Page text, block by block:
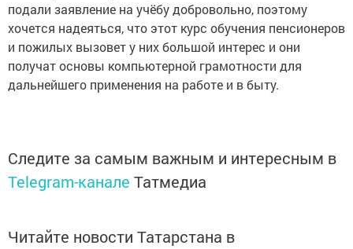
подали заявление на учёбу добровольно, поэтому
хочется надеяться, что этот курс обучения пенсионеров
и пожилых вызовет у них большой интерес и они
получат основы компьютерной грамотности для
дальнейшего применения на работе и в быту.
Следите за самым важным и интересным в
Telegram-канале Татмедиа
Читайте новости Татарстана в